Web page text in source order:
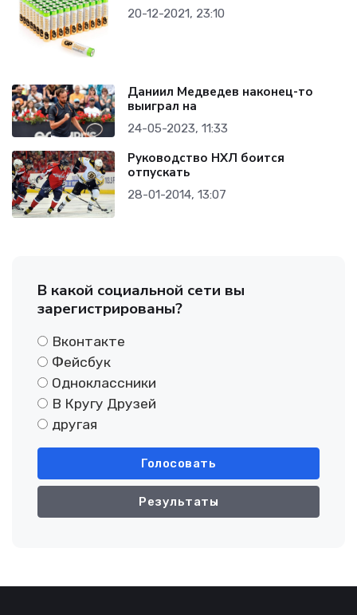
20-12-2021, 23:10
Даниил Медведев наконец-то
выиграл на
24-05-2023, 11:33
Руководство НХЛ боится
отпускать
28-01-2014, 13:07
В какой социальной сети вы
зарегистрированы?
Вконтакте
Фейсбук
Одноклассники
В Кругу Друзей
другая
Голосовать
Результаты